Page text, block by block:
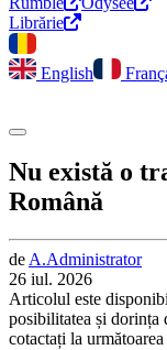
Librărie
English
Comută modul întunecat
Nu există o
Română
de A.Administrator
26 iul. 2026
Articolul este
posibilitatea și dorința
cotactați la